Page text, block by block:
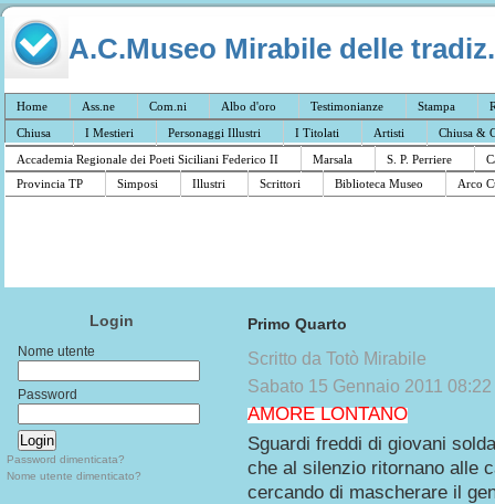
A.C.Museo Mirabile delle
Home Ass.ne Com.ni Albo d'oro Testimonianze Stampa
Chiusa
I Mestieri Personaggi Illustri I Titolati Artisti
Chiusa &
Accademia Regionale dei Poeti Siciliani Federico II
Marsala S. P. Perriere
Provincia TP
Simposi Illustri Scrittori Biblioteca Museo Arco
Login
Nome utente
Password
Password dimenticata?
Nome utente dimenticato?
Primo Quarto
Scritto da Totò Mirabile
Sabato 15 Gennaio 2011 08:22
AMORE LONTANO
Sguardi freddi di giovani
che al silenzio ritornano alle
cercando di mascherare il